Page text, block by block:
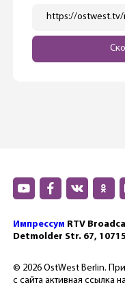
Импрессум RTV
Detmolder Str. 67,
© 2026 OstWest Berlin.
с сайта активная ссылка